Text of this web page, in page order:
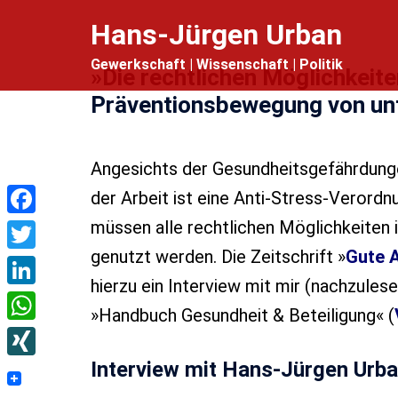
Hans-Jürgen Urban
Gewerkschaft | Wissenschaft | Politik
»Die rechtlichen
Präventionsbewegung von
Angesichts der
der Arbeit ist eine Anti-Stress-
müssen alle rechtlichen Möglichkeiten
genutzt werden. Die Zeitschrift »Gute
hierzu ein Interview mit mir
»Handbuch Gesundheit & Beteiligung« (
Interview mit Hans-Jürgen
Facebook
Twitter
LinkedIn
WhatsApp
XING